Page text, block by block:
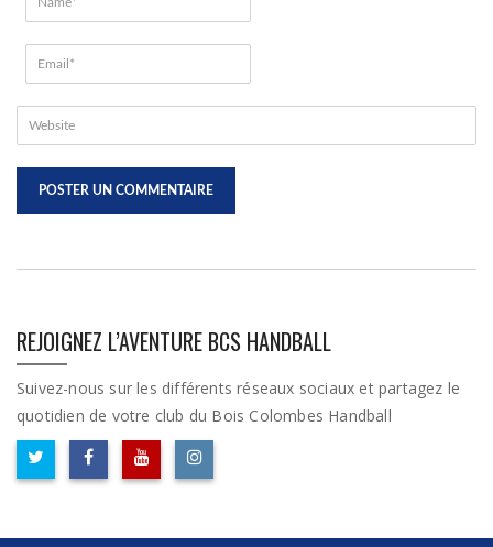
REJOIGNEZ L’AVENTURE BCS HANDBALL
Suivez-nous sur les différents réseaux sociaux et partagez le
quotidien de votre club du Bois Colombes Handball